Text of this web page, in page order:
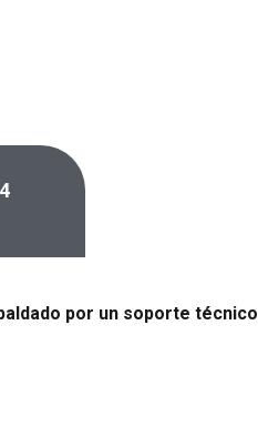
por un soporte técnico